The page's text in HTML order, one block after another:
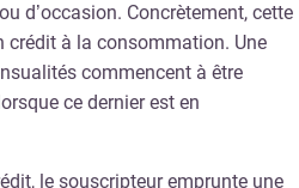
d’occasion. Concrètement, cette
crédit à la consommation. Une
commencent à être
ce dernier est en
le souscripteur emprunte une